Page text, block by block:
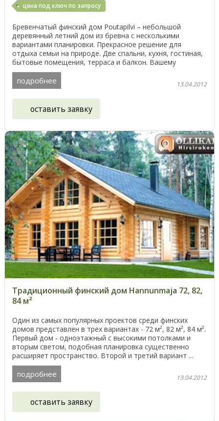
цена под ключ по запросу
Бревенчатый финский дом Poutapilvi – небольшой
деревянный летний дом из бревна с несколькими
вариантами планировки. Прекрасное решение для
отдыха семьи на природе. Две спальни, кухня, гостиная,
бытовые помещения, терраса и балкон. Вашему
вниманию ...
подробнее 13.04.2012
оставить заявку
Традиционный финский дом Hannunmaja 72, 82,
84 м²
Один из самых популярных проектов среди финских
домов представлен в трех вариантах - 72 м², 82 м², 84 м².
Первый дом - одноэтажный с высокими потолками и
вторым светом, подобная планировка существенно
расширяет пространство. Второй и третий вариант ...
подробнее 13.04.2012
оставить заявку